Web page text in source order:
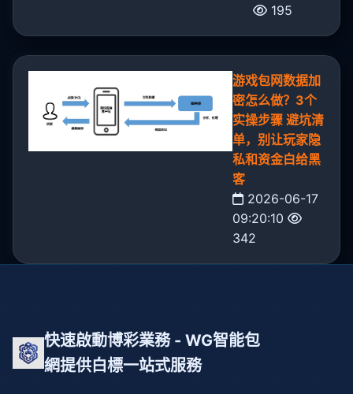
195
游戏包网数据加
密怎么做？3个
实操步骤 避坑清
单，别让玩家隐
私和资金白给黑
客
2026-06-17
09:20:10
342
快速啟動博彩業務 - WG智能包
網提供白標一站式服務